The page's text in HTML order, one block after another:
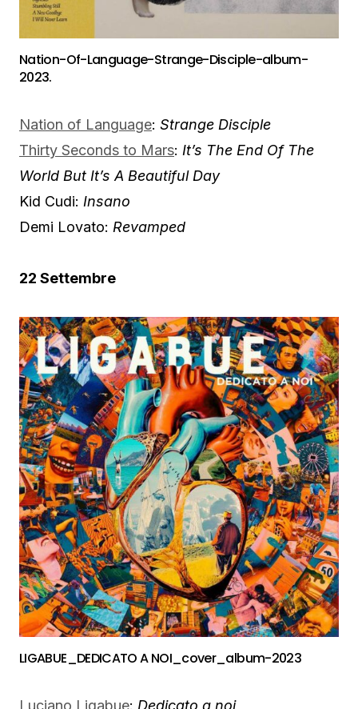
Nation-Of-Language-Strange-Disciple-album-
2023.
Nation of Language: Strange Disciple
Thirty Seconds to Mars: It’s The End Of The
World But It’s A Beautiful Day
Kid Cudi: Insano
Demi Lovato: Revamped
22 Settembre
LIGABUE_DEDICATO A NOI_cover_album-2023
Luciano Ligabue: Dedicato a noi